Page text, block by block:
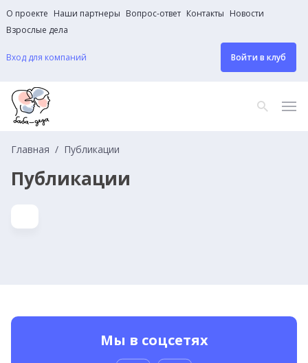
О проекте Наши партнеры Вопрос-ответ Контакты Новости
Взрослые дела
Вход для компаний Войти в клуб
Главная Публикации
Публикации
Мы в соцсетях